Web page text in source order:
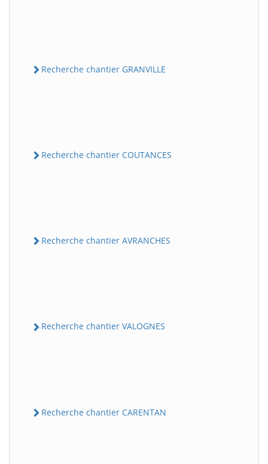
Recherche chantier GRANVILLE
Recherche chantier COUTANCES
Recherche chantier AVRANCHES
Recherche chantier VALOGNES
Recherche chantier CARENTAN